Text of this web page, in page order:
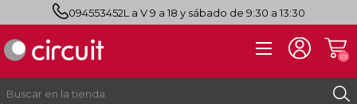
094553452L a V 9 a 18 y sábado de 9:30 a 13:30
(0)